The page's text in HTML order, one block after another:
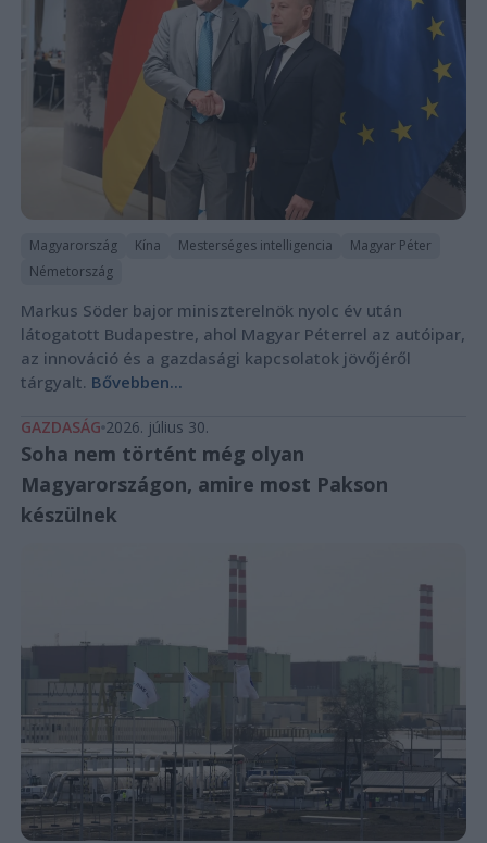
Magyarország Kína Mesterséges intelligencia
Magyar Péter
Németország
Markus Söder bajor miniszterelnök nyolc év után
látogatott Budapestre, ahol Magyar Péterrel az autóipar,
az innováció és a gazdasági kapcsolatok jövőjéről
tárgyalt. Bővebben...
GAZDASÁG 2026. július 30.
Soha nem történt még olyan
Magyarországon, amire most Pakson
készülnek